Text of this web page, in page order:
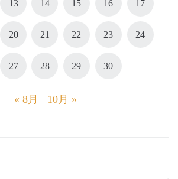
13 14 15 16 17
20 21 22 23 24
27 28 29 30
« 8月 10月 »